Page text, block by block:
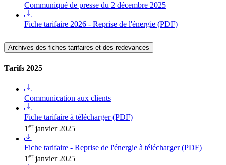
Communiqué de presse du 2 décembre 2025
Fiche tarifaire 2026 - Reprise de l'énergie (PDF)
Archives des fiches tarifaires et des redevances
Tarifs 2025
Communication aux clients
Fiche tarifaire à télécharger (PDF)
1 erjanvier 2025
Fiche tarifaire - Reprise de l'énergie à télécharger (PDF)
1erjanvier 2025